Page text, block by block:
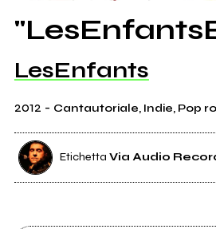
LesEnfants
2012 - Cantautoriale, Indie, Pop
Etichetta Via Audio